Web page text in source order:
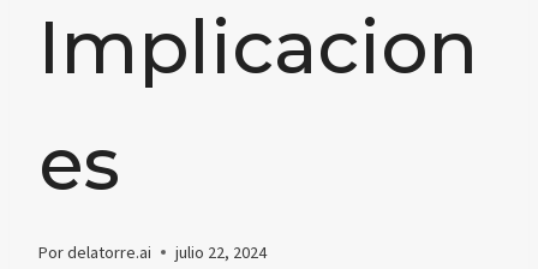
Implicacion
es
Pordelatorre.ai julio 22, 2024